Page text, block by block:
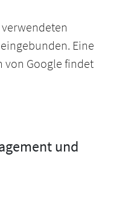
verwendeten
Eine
von Google findet
und